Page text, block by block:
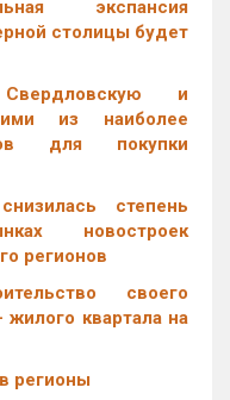
экспансия
столицы будет
и
из наиболее
для покупки
степень
новостроек
регионов
своего
квартала на
регионы